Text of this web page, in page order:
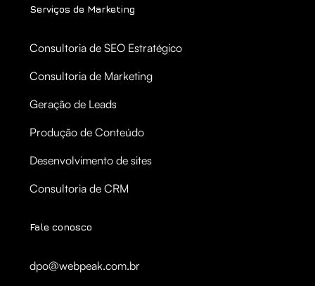
Serviços de Marketing
Consultoria de SEO Estratégico
Consultoria de Marketing
Geração de Leads
Produção de Conteúdo
Desenvolvimento de sites
Consultoria de CRM
Fale conosco
dpo@webpeak.com.br